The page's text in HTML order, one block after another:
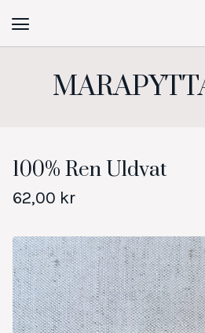
100% Ren Uldvat
62,00 kr